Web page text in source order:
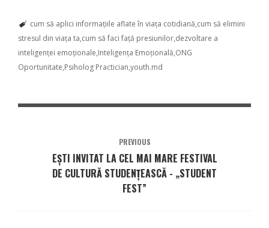
cum să aplici informaţiile aflate în viaţa cotidiană cum să elimini
stresul din viaţa ta cum să faci faţă presiunilor dezvoltare a
inteligenței emoționale Inteligenţa Emoţională ONG
Oportunitate Psiholog Practician youth.md
PREVIOUS
EȘTI INVITAT LA CEL MAI MARE FESTIVAL
DE CULTURĂ STUDENȚEASCĂ - „STUDENT
FEST”